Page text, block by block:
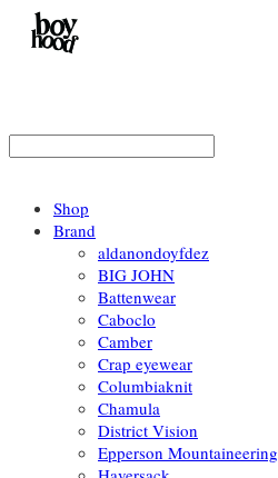
Shop
Brand
aldanondoyfdez
BIG JOHN
Battenwear
Caboclo
Camber
Crap eyewear
Columbiaknit
Chamula
District Vision
Epperson Mountaineering